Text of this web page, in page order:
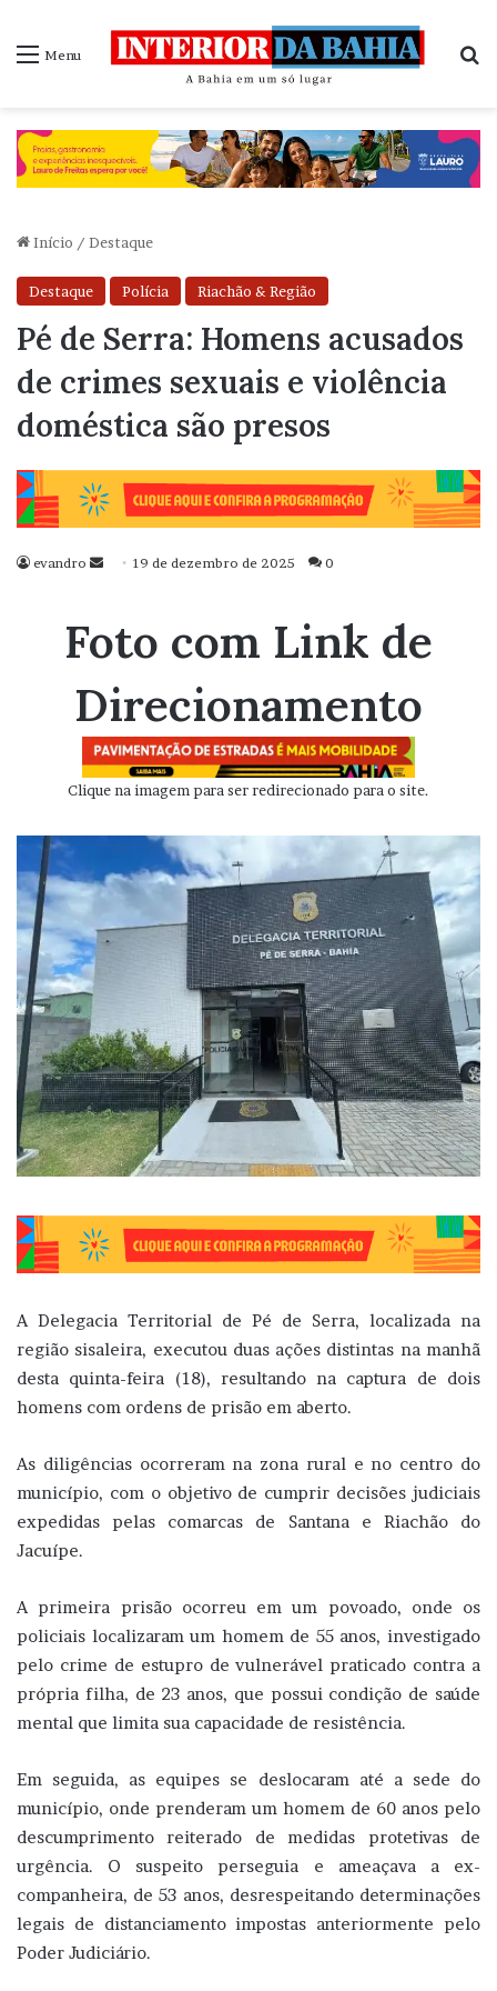
Menu
Início / Destaque
Destaque Polícia Riachão & Região
Pé de Serra: Homens acusados
de crimes sexuais e violência
doméstica são presos
evandro
Mande
mail
19 de dezembro de 2025 0
Foto com Link de
Direcionamento
Clique na imagem para ser redirecionado para o site.
A Delegacia Territorial de Pé de Serra, localizada na
região sisaleira, executou duas ações distintas na manhã
desta quinta-feira (18), resultando na captura de dois
homens com ordens de prisão em aberto.
As diligências ocorreram na zona rural e no centro do
município, com o objetivo de cumprir decisões judiciais
expedidas pelas comarcas de Santana e Riachão do
Jacuípe.
A primeira prisão ocorreu em um povoado, onde os
policiais localizaram um homem de 55 anos, investigado
pelo crime de estupro de vulnerável praticado contra a
própria filha, de 23 anos, que possui condição de saúde
mental que limita sua capacidade de resistência.
Em seguida, as equipes se deslocaram até a sede do
município, onde prenderam um homem de 60 anos pelo
descumprimento reiterado de medidas protetivas de
urgência. O suspeito perseguia e ameaçava a ex-
companheira, de 53 anos, desrespeitando determinações
legais de distanciamento impostas anteriormente pelo
Poder Judiciário.